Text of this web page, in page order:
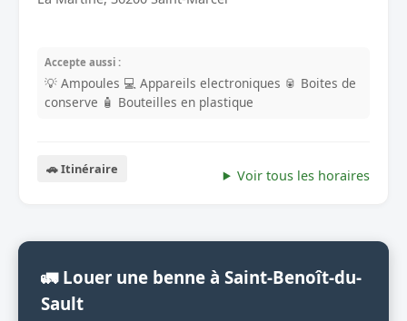
Accepte aussi :
💡 Ampoules 💻 Appareils electroniques 🥫 Boites de
conserve 🧴 Bouteilles en plastique
🚗 Itinéraire Voir tous les horaires
🚛 Louer une benne à Saint-Benoît-du-
Sault